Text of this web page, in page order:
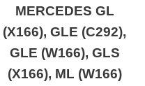
MERCEDES GL
(X166), GLE (C292),
GLE (W166), GLS
(X166), ML (W166)